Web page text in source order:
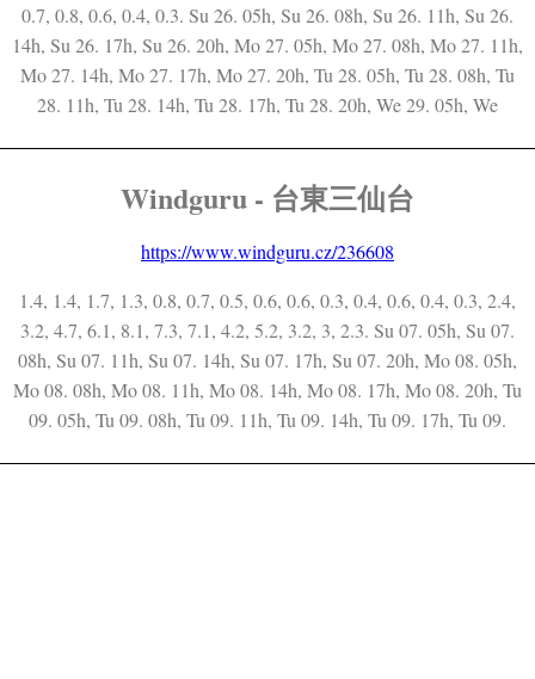
0.7, 0.8, 0.6, 0.4, 0.3. Su 26. 05h, Su 26. 08h, Su 26. 11h, Su 26.
14h, Su 26. 17h, Su 26. 20h, Mo 27. 05h, Mo 27. 08h, Mo 27. 11h,
Mo 27. 14h, Mo 27. 17h, Mo 27. 20h, Tu 28. 05h, Tu 28. 08h, Tu
28. 11h, Tu 28. 14h, Tu 28. 17h, Tu 28. 20h, We 29. 05h, We
Windguru - 台東三仙台
https://www.windguru.cz/236608
1.4, 1.4, 1.7, 1.3, 0.8, 0.7, 0.5, 0.6, 0.6, 0.3, 0.4, 0.6, 0.4, 0.3, 2.4,
3.2, 4.7, 6.1, 8.1, 7.3, 7.1, 4.2, 5.2, 3.2, 3, 2.3. Su 07. 05h, Su 07.
08h, Su 07. 11h, Su 07. 14h, Su 07. 17h, Su 07. 20h, Mo 08. 05h,
Mo 08. 08h, Mo 08. 11h, Mo 08. 14h, Mo 08. 17h, Mo 08. 20h, Tu
09. 05h, Tu 09. 08h, Tu 09. 11h, Tu 09. 14h, Tu 09. 17h, Tu 09.